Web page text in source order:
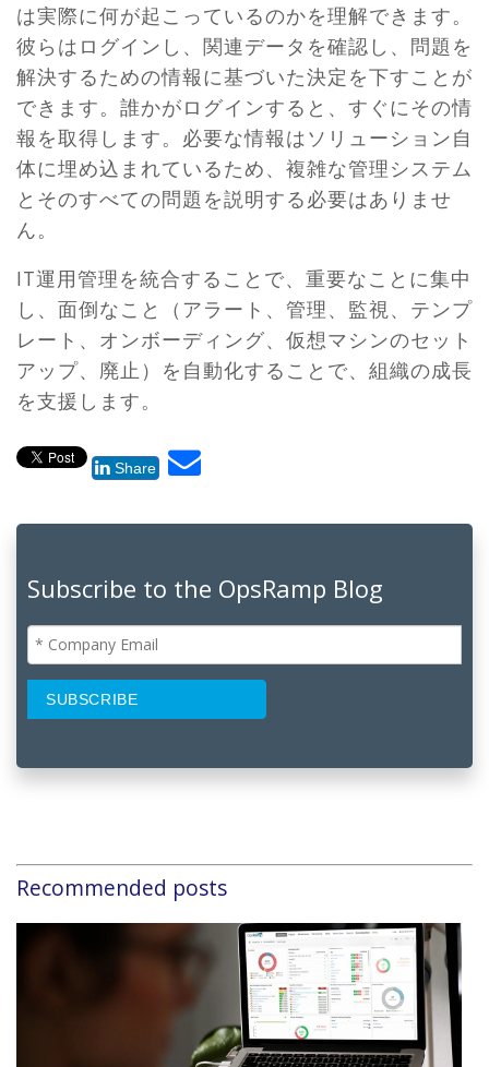
は実際に何が起こっているのかを理解できます。
彼らはログインし、関連データを確認し、問題を
解決するための情報に基づいた決定を下すことが
できます。誰かがログインすると、すぐにその情
報を取得します。必要な情報はソリューション自
体に埋め込まれているため、複雑な管理システム
とそのすべての問題を説明する必要はありませ
ん。
IT運用管理を統合することで、重要なことに集中
し、面倒なこと（アラート、管理、監視、テンプ
レート、オンボーディング、仮想マシンのセット
アップ、廃止）を自動化することで、組織の成長
を支援します。
Share
Subscribe to the OpsRamp Blog
Recommended posts